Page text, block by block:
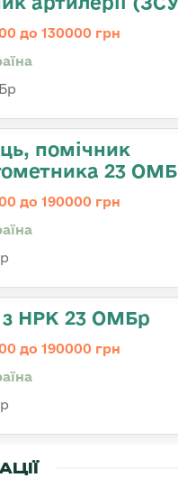
до 130000 грн
помічник
23
до 190000 грн
з НРК 23 ОМБр
до 190000 грн